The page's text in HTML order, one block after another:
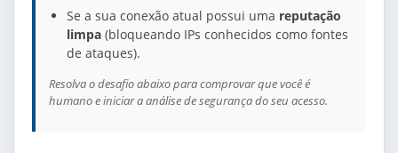
Se a sua conexão atual possui uma reputação
limpa (bloqueando IPs conhecidos como fontes
de ataques).
Resolva o desafio abaixo para comprovar que você é
humano e iniciar a análise de segurança do seu acesso.